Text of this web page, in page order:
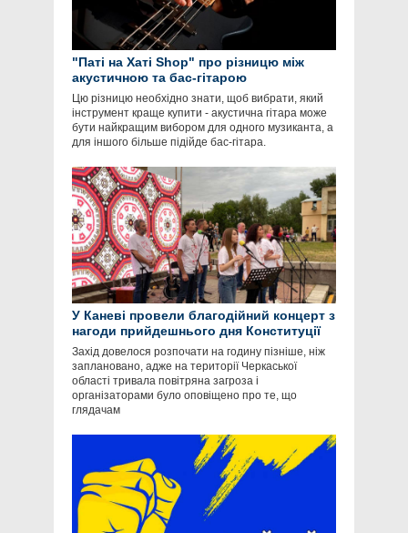
"Паті на Хаті Shop" про різницю між
акустичною та бас-гітарою
Цю різницю необхідно знати, щоб вибрати, який
інструмент краще купити - акустична гітара може
бути найкращим вибором для одного музиканта, а
для іншого більше підійде бас-гітара.
У Каневі провели благодійний концерт з
нагоди прийдешнього дня Конституції
Захід довелося розпочати на годину пізніше, ніж
заплановано, адже на території Черкаської
області тривала повітряна загроза і
організаторами було оповіщено про те, що
глядачам